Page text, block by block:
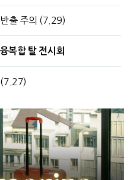
반출 주의 (7.29)
복합 탈 전시회
(7.27)